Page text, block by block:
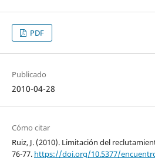
PDF
Publicado
2010-04-28
Cómo citar
Ruiz, J. (2010). Limitación del
76-77. https://doi.org/10.5377/